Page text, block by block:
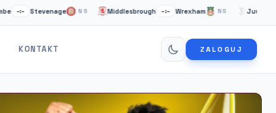
Stevenage NS Middlesbrough –:– Wrexham NS Juventus
KONTAKT ZALOGUJ